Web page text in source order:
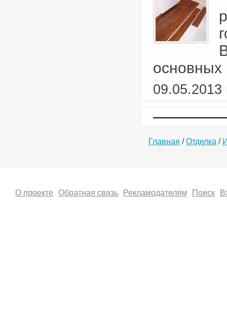
основных
09.05.2013
Главная / Отделка /
О проекте Обратная связь Рекламодателям Поиск